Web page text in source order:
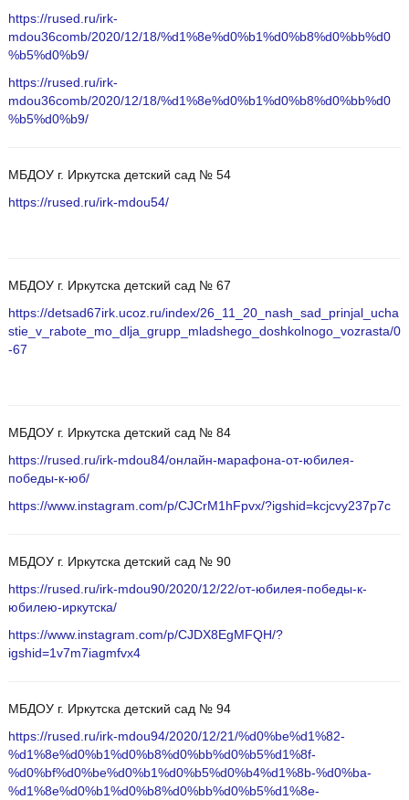
https://rused.ru/irk-
mdou36comb/2020/12/18/%d1%8e%d0%b1%d0%b8%d0%bb%d0
%b5%d0%b9/
https://rused.ru/irk-
mdou36comb/2020/12/18/%d1%8e%d0%b1%d0%b8%d0%bb%d0
%b5%d0%b9/
МБДОУ г. Иркутска детский сад № 54
https://rused.ru/irk-mdou54/
МБДОУ г. Иркутска детский сад № 67
https://detsad67irk.ucoz.ru/index/26_11_20_nash_sad_prinjal_ucha
stie_v_rabote_mo_dlja_grupp_mladshego_doshkolnogo_vozrasta/0
-67
МБДОУ г. Иркутска детский сад № 84
https://rused.ru/irk-mdou84/онлайн-марафона-от-юбилея-
победы-к-юб/
https://www.instagram.com/p/CJCrM1hFpvx/?igshid=kcjcvy237p7c
МБДОУ г. Иркутска детский сад № 90
https://rused.ru/irk-mdou90/2020/12/22/от-юбилея-победы-к-
юбилею-иркутска/
https://www.instagram.com/p/CJDX8EgMFQH/?
igshid=1v7m7iagmfvx4
МБДОУ г. Иркутска детский сад № 94
https://rused.ru/irk-mdou94/2020/12/21/%d0%be%d1%82-
%d1%8e%d0%b1%d0%b8%d0%bb%d0%b5%d1%8f-
%d0%bf%d0%be%d0%b1%d0%b5%d0%b4%d1%8b-%d0%ba-
%d1%8e%d0%b1%d0%b8%d0%bb%d0%b5%d1%8e-